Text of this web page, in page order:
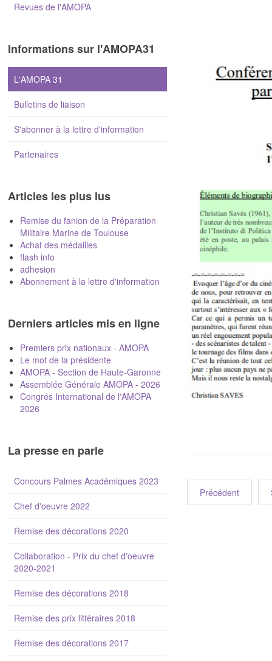
Précédent
Revues de l'AMOPA
Informations sur l'AMOPA31
L'AMOPA 31
Bulletins de liaison
S'abonner à la lettre d'information
Partenaires
Articles les plus lus
Remise du fanion de la Préparation
Militaire Marine de Toulouse
Achat des médailles
flash info
adhesion
Abonnement à la lettre d'information
Derniers articles mis en ligne
Premiers prix nationaux - AMOPA
Le mot de la présidente
AMOPA - Section de Haute-Garonne
Assemblée Générale AMOPA - 2026
Congrés International de l'AMOPA
2026
La presse en parle
Concours Palmes Académiques 2023
Chef d'oeuvre 2022
Remise des décorations 2020
Collaboration - Prix du chef d'oeuvre
2020-2021
Remise des décorations 2018
Remise des prix littéraires 2018
Remise des décorations 2017